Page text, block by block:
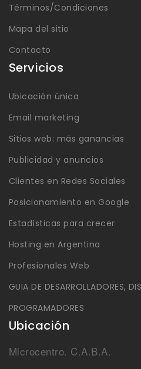
Términos/Condiciones
Mapa del sitio
Contacto
Servicios
Ubicación única
Email marketing
Sitios web: más ganancias
Publicidad y anuncios
Clientes en Redes Sociales
Posicionamiento en Google
Estadísticas para crecer
Hosting en Argentina
Profesionales Web
GUIA DE DESARROLLADORES,
PROGRAMADORES
Ubicación
Microcentro. C.A.B.A.